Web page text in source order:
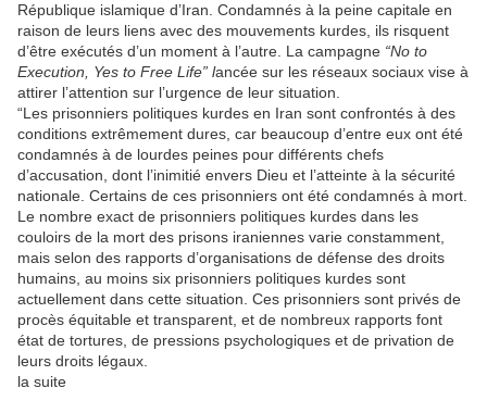
République islamique d’Iran. Condamnés à la peine capitale en
raison de leurs liens avec des mouvements kurdes, ils risquent
d’être exécutés d’un moment à l’autre. La campagne “No to
Execution, Yes to Free Life” lancée sur les réseaux sociaux vise à
attirer l’attention sur l’urgence de leur situation.
“Les prisonniers politiques kurdes en Iran sont confrontés à des
conditions extrêmement dures, car beaucoup d’entre eux ont été
condamnés à de lourdes peines pour différents chefs
d’accusation, dont l’inimitié envers Dieu et l’atteinte à la sécurité
nationale. Certains de ces prisonniers ont été condamnés à mort.
Le nombre exact de prisonniers politiques kurdes dans les
couloirs de la mort des prisons iraniennes varie constamment,
mais selon des rapports d’organisations de défense des droits
humains, au moins six prisonniers politiques kurdes sont
actuellement dans cette situation. Ces prisonniers sont privés de
procès équitable et transparent, et de nombreux rapports font
état de tortures, de pressions psychologiques et de privation de
leurs droits légaux.
la suite